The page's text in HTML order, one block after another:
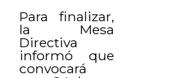
Para finalizar,
la Mesa
Directiva
informó que
convocará